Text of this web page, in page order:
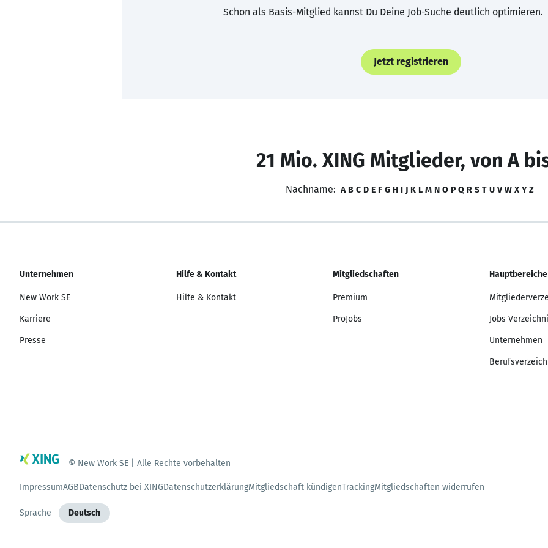
Schon als Basis-Mitglied kannst Du Deine Job-Suche deutlich optimieren.
Jetzt registrieren
21 Mio. XING Mitglieder, von A
Nachname: A B C D E F G H I J K L M N O P Q R S T U V W X Y Z
Unternehmen
New Work SE
Karriere
Presse
Hilfe & Kontakt
Hilfe & Kontakt
Mitgliedschaften
Premium
ProJobs
Hauptbereiche
Jobs
Unternehmen
© New Work SE | Alle Rechte vorbehalten
ImpressumAGBDatenschutz bei XINGDatenschutzerklärungMitgliedschaft kündigenTrackingMitgliedschaften widerrufen
Sprache Deutsch